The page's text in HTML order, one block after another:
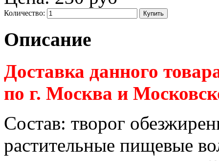
Количество:
Описание
Доставка данного
по г. Москва и
Состав: творог
растительные пищевые